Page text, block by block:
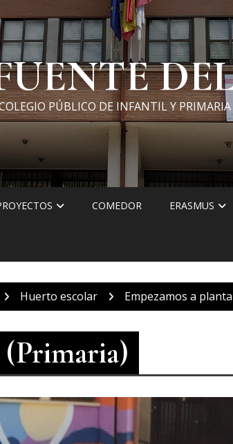
PÚBLICO DE INFANTIL Y PRIMARIA
COMEDOR ERASMUS
Huerto escolar Empezamos a
(primaria)